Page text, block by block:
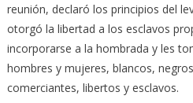
reunión, declaró los principios del
otorgó la libertad a los esclavos
incorporarse a la hombrada y les
hombres y mujeres, blancos,
comerciantes, libertos y esclavos.